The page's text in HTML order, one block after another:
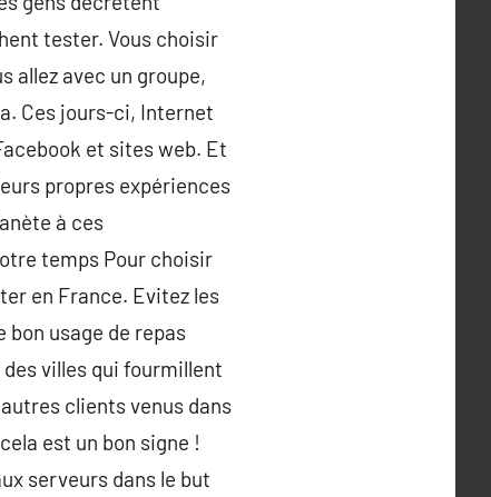
tester. Vous choisir
allez avec un groupe,
Ces jours-ci, Internet
et sites web. Et
propres expériences
à ces
temps Pour choisir
en France. Evitez les
bon usage de repas
villes qui fourmillent
clients venus dans
est un bon signe !
serveurs dans le but